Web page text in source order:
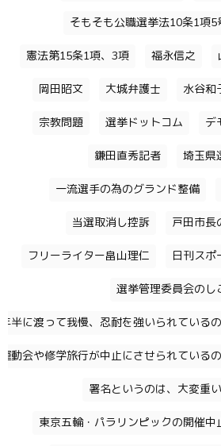
そもそも公職選挙法10条1項
憲法第15条1項、3項 福永信之
岡田昭文 大城弁護士 水谷和
宗教問題 選挙ドットコム デ
鎌田直秀記者 埼玉県
一流選手の為のグランド整備
当選取消し控訴 戸田市長
フリーライター畠山理仁 日刊スポ
選挙管理委員会のし
半に渡って我慢、忍耐を強いられている
動会や修学旅行が中止にさせられている
署名というのは、大変重
東京五輪・パラリンピックの開催中